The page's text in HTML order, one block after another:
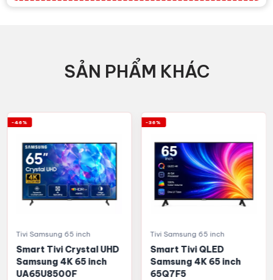
SẢN PHẨM KHÁC
-46%
Tivi Samsung 65 inch
Smart Tivi Crystal UHD
Samsung 4K 65 inch
UA65U8500F
-36%
Tivi Samsung 65 inch
Smart Tivi QLED
Samsung 4K 65 inch
65Q7F5